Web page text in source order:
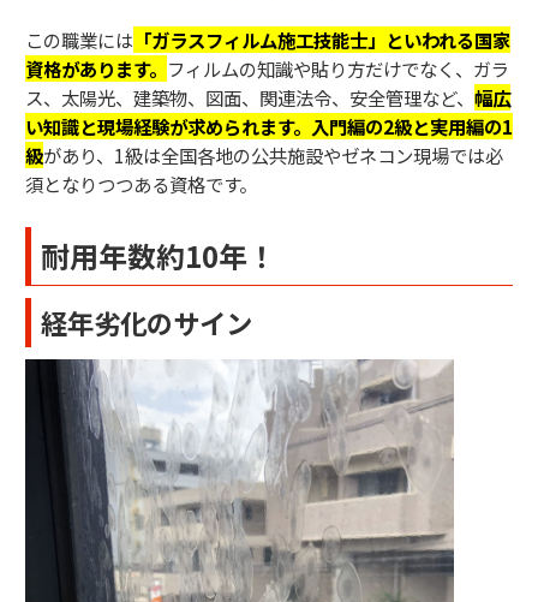
この職業には 「ガラスフィルム施工技能士」といわれる国家
資格があります。 フィルムの知識や貼り方だけでなく、ガラ
ス、太陽光、建築物、図面、関連法令、安全管理など、 幅広
い知識と現場経験が求められます。 入門編の2級と実用編の1
級があり、1級は全国各地の公共施設やゼネコン現場では必
須となりつつある資格です。
耐用年数約10年！
経年劣化のサイン